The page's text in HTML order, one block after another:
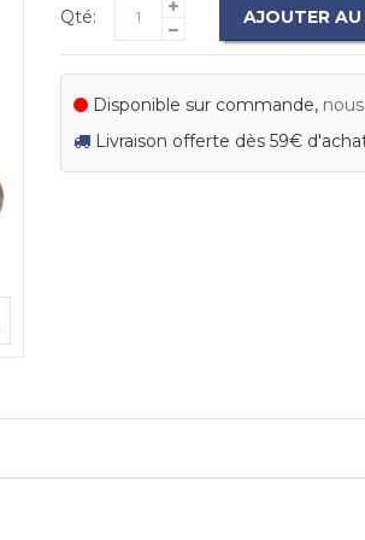
Qté: AJOUTER AU
Disponible sur commande,
Livraison offerte dès 59€